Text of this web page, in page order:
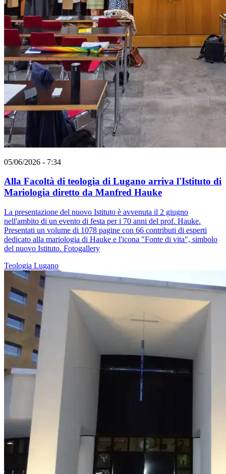
05/06/2026 - 7:34
Alla Facoltà di teologia di Lugano arriva l'Istituto di
Mariologia diretto da Manfred Hauke
La presentazione del nuovo Istituto è avvenuta il 2 giugno
nell'ambito di un evento di festa per i 70 anni del prof. Hauke.
Presentati un volume di 1078 pagine con 66 contributi di esperti
dedicato alla mariologia di Hauke e l'icona "Fonte di vita", simbolo
del nuovo Istituto. Fotogallery
Teologia Lugano